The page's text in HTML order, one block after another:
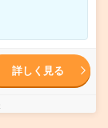
詳しく見る